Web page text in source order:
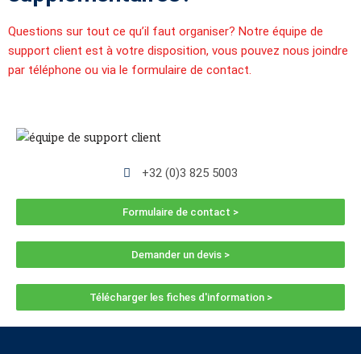
Questions sur tout ce qu’il faut organiser? Notre équipe de
support client est à votre disposition, vous pouvez nous joindre
par téléphone ou via le formulaire de contact.
+32 (0)3 825 5003
Formulaire de contact >
Demander un devis >
Télécharger les fiches d'information >